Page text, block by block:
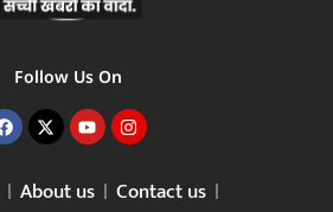
Follow Us On
About us Contact us